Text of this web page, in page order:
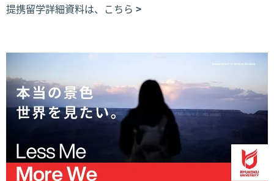
提携留学詳細資料は、こちら